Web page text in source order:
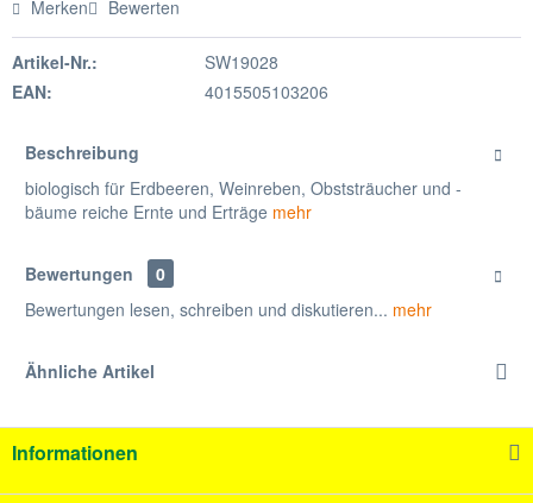
Merken Bewerten
Artikel-Nr.:
SW19028
EAN:
4015505103206
Beschreibung
biologisch für Erdbeeren, Weinreben, Obststräucher und -
bäume reiche Ernte und Erträge mehr
Bewertungen
0
Bewertungen lesen, schreiben und diskutieren... mehr
Ähnliche Artikel
Informationen